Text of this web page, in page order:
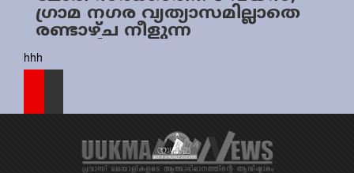
Sports
Jwala
Law
ഗ്രാമ നഗര വ്യത്യാസമില്ലാതെ
രണ്ടാഴ്ച നീളുന്ന
വാർഷികാഘോഷ
പരിപാടികൾ
hhh